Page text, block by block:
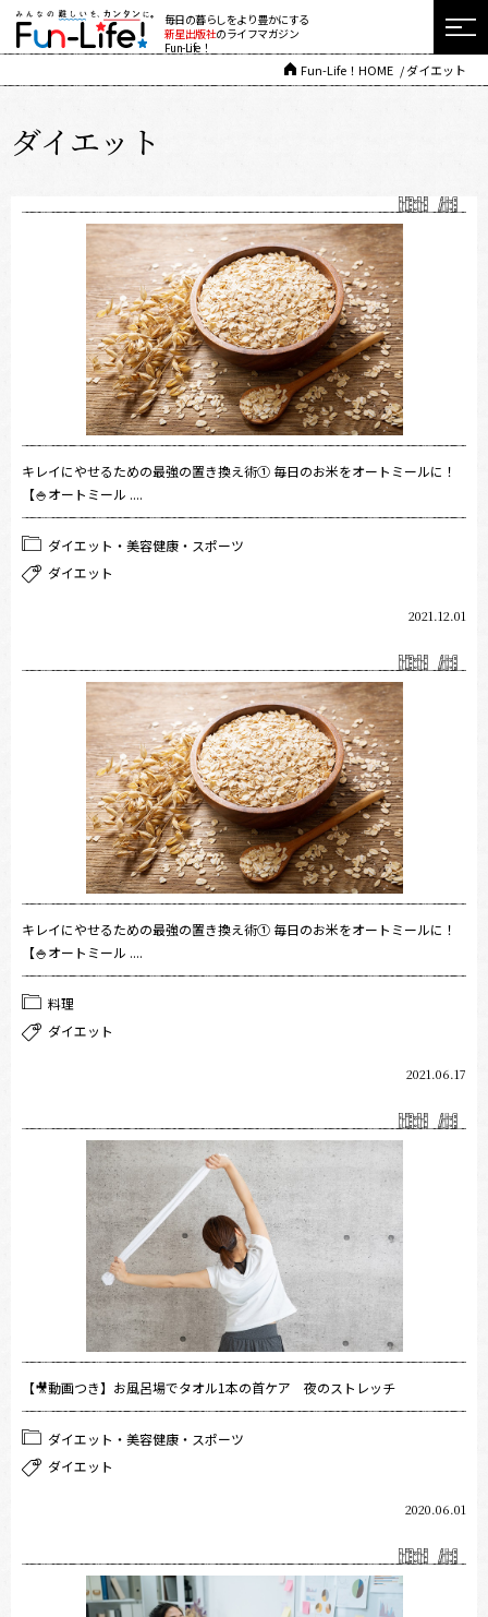
毎日の暮らしをより豊かにする
新星出版社のライフマガジン
Fun-Life！
Fun-Life！HOME ダイエット
ダイエット
キレイにやせるための最強の置き換え術① 毎日のお米をオートミールに！
【🍚オートミール ....
ダイエット・美容健康・スポーツ
ダイエット
2021.12.01
キレイにやせるための最強の置き換え術① 毎日のお米をオートミールに！
【🍚オートミール ....
料理
ダイエット
2021.06.17
【🎥動画つき】お風呂場でタオル1本の首ケア 夜のストレッチ
ダイエット・美容健康・スポーツ
ダイエット
2020.06.01